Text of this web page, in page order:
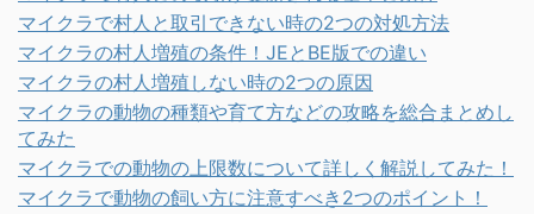
マイクラで村人と取引できない時の2つの対処方法
マイクラの村人増殖の条件！JEとBE版での違い
マイクラの村人増殖しない時の2つの原因
マイクラの動物の種類や育て方などの攻略を総合まとめし
てみた
マイクラでの動物の上限数について詳しく解説してみた！
マイクラで動物の飼い方に注意すべき2つのポイント！